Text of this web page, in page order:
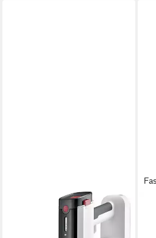
Akku-Stielstaubsauger HV
7166, 400 W, beutellos,